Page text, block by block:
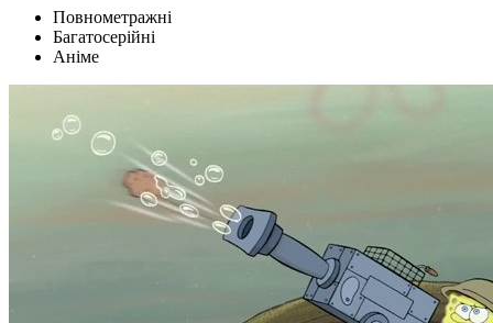
Повнометражні
Багатосерійні
Аніме